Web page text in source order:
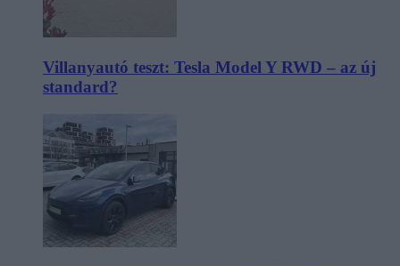
Villanyautó teszt: Tesla Model Y RWD – az új
standard?